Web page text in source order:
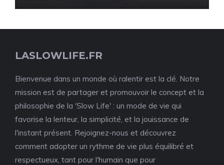
LASLOWLIFE.FR
Bienvenue dans un monde où ralentir est la clé. Notre
mission est de partager et promouvoir le concept et la
philosophie de la 'Slow Life' : un mode de vie qui
favorise la lenteur, la simplicité, et la jouissance de
l'instant présent. Rejoignez-nous et découvrez
comment adopter un rythme de vie plus équilibré et
respectueux, tant pour l'humain que pour